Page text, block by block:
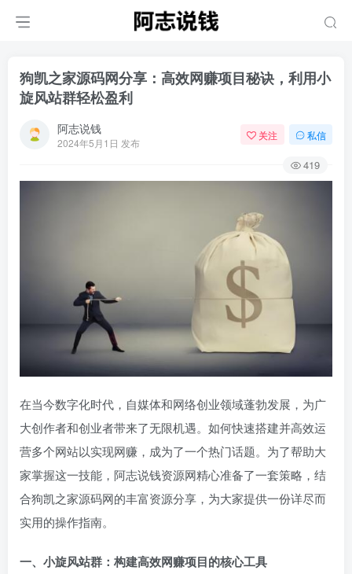
狗凯之家源码网分享：高效网赚项目秘诀，利用小
旋风站群轻松盈利
阿志说钱
2024年5月1日 发布
关注 私信
419
在当今数字化时代，自媒体和网络创业领域蓬勃发展，为广
大创作者和创业者带来了无限机遇。如何快速搭建并高效运
营多个网站以实现网赚，成为了一个热门话题。为了帮助大
家掌握这一技能，阿志说钱资源网精心准备了一套策略，结
合狗凯之家源码网的丰富资源分享，为大家提供一份详尽而
实用的操作指南。
一、小旋风站群：构建高效网赚项目的核心工具